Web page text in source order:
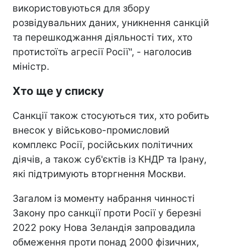
використовуються для збору
розвідувальних даних, уникнення санкцій
та перешкоджання діяльності тих, хто
протистоїть агресії Росії", - наголосив
міністр.
Хто ще у списку
Санкції також стосуються тих, хто робить
внесок у військово-промисловий
комплекс Росії, російських політичних
діячів, а також суб'єктів із КНДР та Ірану,
які підтримують вторгнення Москви.
Загалом із моменту набрання чинності
Закону про санкції проти Росії у березні
2022 року Нова Зеландія запровадила
обмеження проти понад 2000 фізичних,